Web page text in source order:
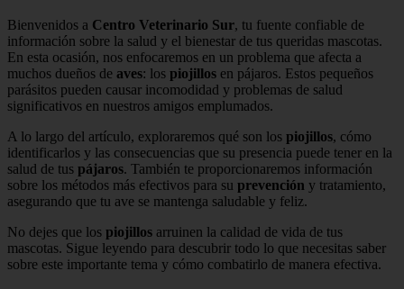
Bienvenidos a Centro Veterinario Sur, tu fuente confiable de
información sobre la salud y el bienestar de tus queridas mascotas.
En esta ocasión, nos enfocaremos en un problema que afecta a
muchos dueños de aves: los piojillos en pájaros. Estos pequeños
parásitos pueden causar incomodidad y problemas de salud
significativos en nuestros amigos emplumados.
A lo largo del artículo, exploraremos qué son los piojillos, cómo
identificarlos y las consecuencias que su presencia puede tener en la
salud de tus pájaros. También te proporcionaremos información
sobre los métodos más efectivos para su prevención y tratamiento,
asegurando que tu ave se mantenga saludable y feliz.
No dejes que los piojillos arruinen la calidad de vida de tus
mascotas. Sigue leyendo para descubrir todo lo que necesitas saber
sobre este importante tema y cómo combatirlo de manera efectiva.